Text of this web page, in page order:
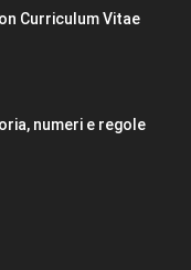
Curriculum Vitae
numeri e regole